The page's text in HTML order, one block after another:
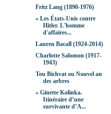
Fritz Lang (1890-1976)
« Les États-Unis contre
Hitler. L'homme
d'affaires...
Lauren Bacall (1924-2014)
Charlotte Salomon (1917-
1943)
Tou Bichvat ou Nouvel an
des arbres
« Ginette Kolinka.
Itinéraire d’une
survivante d’A...